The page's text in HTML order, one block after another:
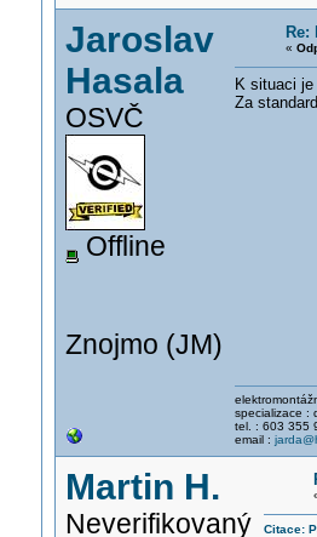
Jaroslav
Hasala
OSVČ
Offline
Znojmo (JM)
«
K situaci
Za
specializace :
tel. : 603 355
email :
Martin H.
Neverifikovaný
Citace: